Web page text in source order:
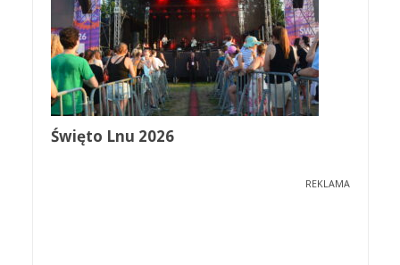
Święto Lnu 2026
REKLAMA